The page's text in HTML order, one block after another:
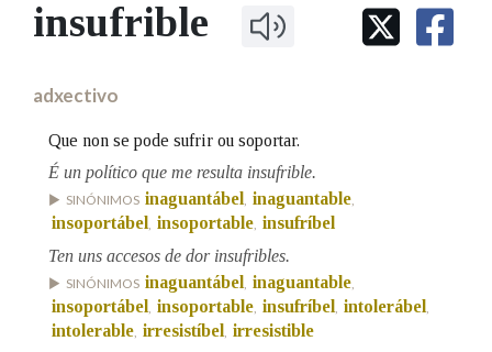
IDENTIDADE CORPORATIVA
MARCIAL DEL ADALID
FIGURAS HOMENAXEADAS
PORTAL DAS PALABRAS
Facebook
TwitterYoutubeInstagramBluesky
BUSCAR NOS LEMAS
Remata por
BUSCAR NO CONTIDO
insufrible
adxectivo
Que non se pode sufrir ou soportar.
É un político que me resulta insufrible.
SINÓNIMOS inaguantábel inaguantable
insoportábel insoportable insufríbel
Ten uns accesos de dor insufribles.
SINÓNIMOS inaguantábel inaguantable
insoportábel insoportable insufríbel intolerábel
intolerable irresistíbel
irresistible